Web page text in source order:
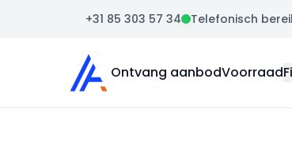
+31 85 303 57 34 Telefonisch
Auto Atlas
Ontvang aanbodVoorraad